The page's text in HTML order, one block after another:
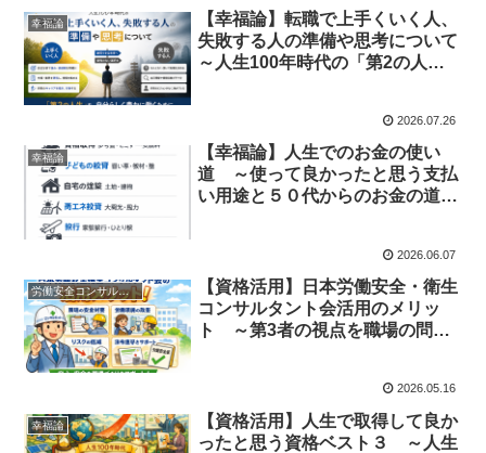
幸福論
【幸福論】転職で上手くいく人、
失敗する人の準備や思考について
～人生100年時代の「第2の人
2026.07.26
幸福論
【幸福論】人生でのお金の使い
道 ～使って良かったと思う支払
い用途と５０代からのお金の道し
2026.06.07
労働安全コンサルタント
【資格活用】日本労働安全・衛生
コンサルタント会活用のメリッ
ト ～第3者の視点を職場の問題
2026.05.16
幸福論
【資格活用】人生で取得して良か
ったと思う資格ベスト３ ～人生